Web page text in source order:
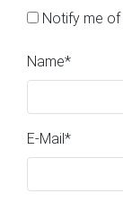
Notify me
Name*
E-Mail *